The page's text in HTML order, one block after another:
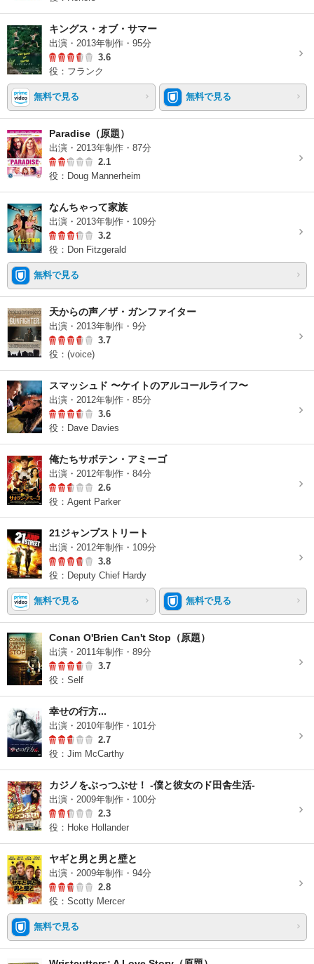
キングス・オブ・サマー
出演・2013年制作・95分
3.6
役：フランク
無料で見る 無料で見る
Paradise（原題）
出演・2013年制作・87分
2.1
役：Doug Mannerheim
なんちゃって家族
出演・2013年制作・109分
3.2
役：Don Fitzgerald
無料で見る
天からの声／ザ・ガンファイター
出演・2013年制作・9分
3.7
役：(voice)
スマッシュド 〜ケイトのアルコールライフ〜
出演・2012年制作・85分
3.6
役：Dave Davies
俺たちサボテン・アミーゴ
出演・2012年制作・84分
2.6
役：Agent Parker
21ジャンプストリート
出演・2012年制作・109分
3.8
役：Deputy Chief Hardy
無料で見る 無料で見る
Conan O'Brien Can't Stop（原題）
出演・2011年制作・89分
3.7
役：Self
幸せの行方...
出演・2010年制作・101分
2.7
役：Jim McCarthy
カジノをぶっつぶせ！ -僕と彼女のド田舎生活-
出演・2009年制作・100分
2.3
役：Hoke Hollander
ヤギと男と男と壁と
出演・2009年制作・94分
2.8
役：Scotty Mercer
無料で見る